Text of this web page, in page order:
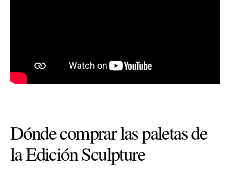
Dónde comprar las paletas de
la Edición Sculpture